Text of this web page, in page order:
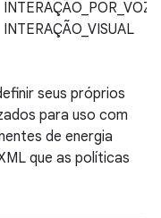
INTERAÇÃO_POR_VOZ
INTERAÇÃO_VISUAL
seus próprios
para uso com
de energia
que as políticas